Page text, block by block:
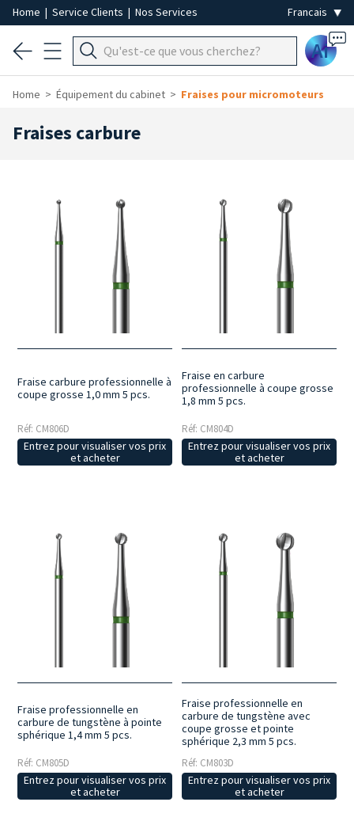
Home | Service Clients | Nos Services
Ai
Home Équipement du cabinet Fraises pour micromoteurs
Fraises carbure
Fraise carbure professionnelle à
coupe grosse 1,0 mm 5 pcs.
Réf: CM806D
Entrez pour visualiser vos prix
et acheter
Fraise en carbure
professionnelle à coupe grosse
1,8 mm 5 pcs.
Réf: CM804D
Entrez pour visualiser vos prix
et acheter
Fraise professionnelle en
carbure de tungstène à pointe
sphérique 1,4 mm 5 pcs.
Réf: CM805D
Entrez pour visualiser vos prix
et acheter
Fraise professionnelle en
carbure de tungstène avec
coupe grosse et pointe
sphérique 2,3 mm 5 pcs.
Réf: CM803D
Entrez pour visualiser vos prix
et acheter